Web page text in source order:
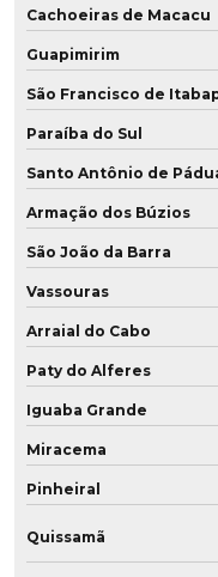
Fábrica de poliuretano
Fábrica de poliuretano
Fábrica de roda de
Fabricação de chapa
Fabricação de peças
Fabricação de peças
Fabricação de placa
Fabricação de placa de
Fabricação de
Fabricação de
Cachoeiras de Macacu
Guapimirim
São Francisco de
Paraíba do Sul
Santo Antônio de
Armação dos Búzios
São João da Barra
Vassouras
Arraial do Cabo
Paty do Alferes
Iguaba Grande
Miracema
Pinheiral
Quissamã